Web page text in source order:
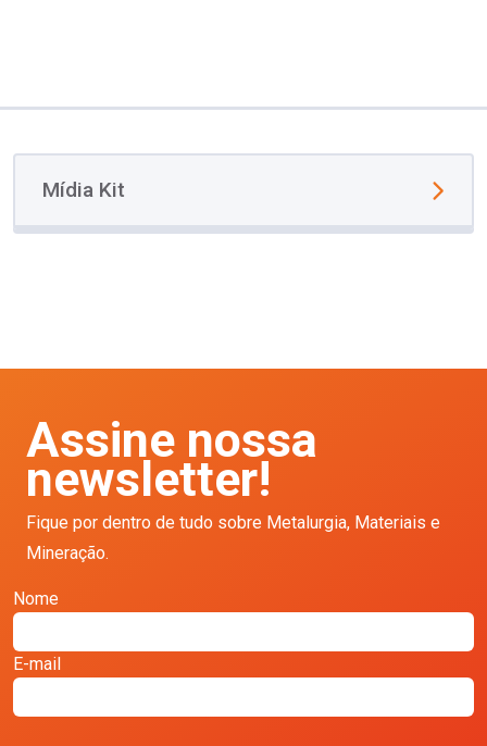
Mídia Kit
Assine nossa
newsletter!
Fique por dentro de tudo sobre Metalurgia, Materiais e
Mineração.
Nome
E-mail